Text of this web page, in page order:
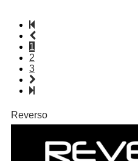
1
2
3
Reverso